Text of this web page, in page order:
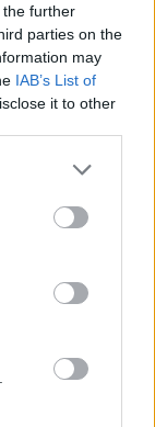
further
parties on the
may
IAB’s List of
it to other
more Google
may click to
party tags to
below Google
È arrivata mia
alle
Gentile
Biblioteca
113, l’8
di